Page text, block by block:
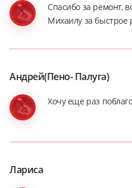
Спасибо за ремонт,
Михаилу за
Андрей(Пено- Палуга)
Хочу еще раз
Лариса